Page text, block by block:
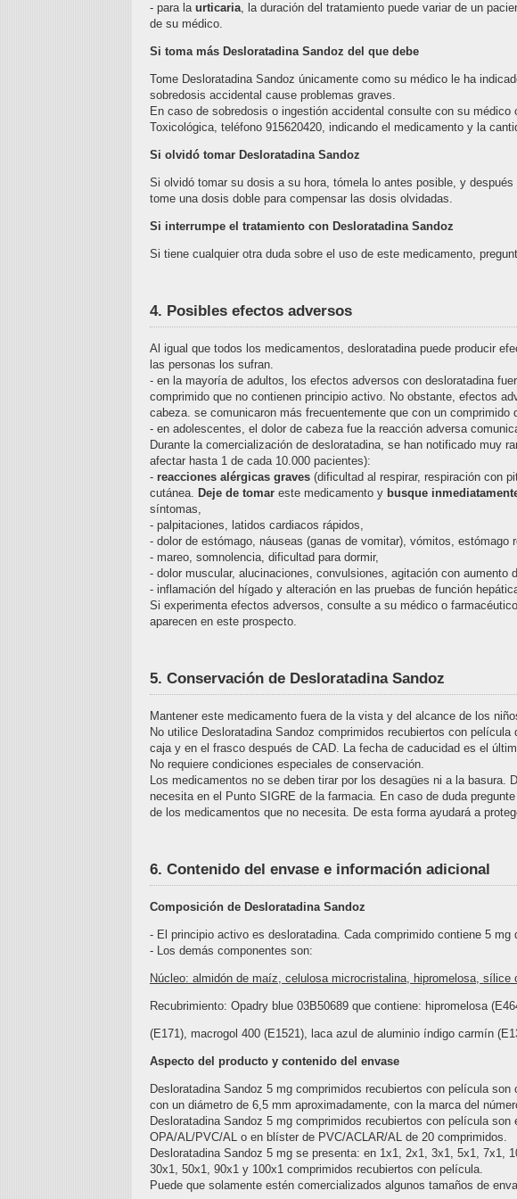
- para la urticaria, la duración del tratamiento puede variar de un
de su médico.
Si toma más Desloratadina Sandoz del que debe
Tome Desloratadina Sandoz únicamente como su médico le ha
sobredosis accidental cause problemas graves.
En caso de sobredosis o ingestión accidental consulte con su
Toxicológica, teléfono 915620420, indicando el medicamento y la
Si olvidó tomar Desloratadina Sandoz
Si olvidó tomar su dosis a su hora, tómela lo antes posible, y
tome una dosis doble para compensar las dosis olvidadas.
Si interrumpe el tratamiento con Desloratadina Sandoz
Si tiene cualquier otra duda sobre el uso de este medicamento,
4. Posibles efectos adversos
Al igual que todos los medicamentos, desloratadina puede producir
las personas los sufran.
- en la mayoría de adultos, los efectos adversos con desloratadina
comprimido que no contienen principio activo. No obstante, efectos
cabeza. se comunicaron más frecuentemente que con un comprimido
- en adolescentes, el dolor de cabeza fue la reacción adversa
Durante la comercialización de desloratadina, se han notificado muy
afectar hasta 1 de cada 10.000 pacientes):
- reacciones alérgicas graves (dificultad al respirar, respiración con
cutánea. Deje de tomar este medicamento y busque
síntomas,
- palpitaciones, latidos cardiacos rápidos,
- dolor de estómago, náuseas (ganas de vomitar), vómitos, estómago
- mareo, somnolencia, dificultad para dormir,
- dolor muscular, alucinaciones, convulsiones, agitación con aumento
- inflamación del hígado y alteración en las pruebas de función
Si experimenta efectos adversos, consulte a su médico o
aparecen en este prospecto.
5. Conservación de Desloratadina Sandoz
Mantener este medicamento fuera de la vista y del alcance de los
No utilice Desloratadina Sandoz comprimidos recubiertos con
caja y en el frasco después de CAD. La fecha de caducidad es el
No requiere condiciones especiales de conservación.
Los medicamentos no se deben tirar por los desagües ni a la basura.
necesita en el Punto SIGRE de la farmacia. En caso de duda
de los medicamentos que no necesita. De esta forma ayudará a
6. Contenido del envase e información adicional
Composición de Desloratadina Sandoz
- El principio activo es desloratadina. Cada comprimido contiene 5 mg
- Los demás componentes son:
Núcleo: almidón de maíz, celulosa microcristalina, hipromelosa, sílice
Recubrimiento: Opadry blue 03B50689 que contiene: hipromelosa
(E171), macrogol 400 (E1521), laca azul de aluminio índigo carmín
Aspecto del producto y contenido del envase
Desloratadina Sandoz 5 mg comprimidos recubiertos con película
con un diámetro de 6,5 mm aproximadamente, con la marca del
Desloratadina Sandoz 5 mg comprimidos recubiertos con película son
OPA/AL/PVC/AL o en blíster de PVC/ACLAR/AL de 20 comprimidos.
Desloratadina Sandoz 5 mg se presenta: en 1x1, 2x1, 3x1, 5x1, 7x1,
30x1, 50x1, 90x1 y 100x1 comprimidos recubiertos con película.
Puede que solamente estén comercializados algunos tamaños de